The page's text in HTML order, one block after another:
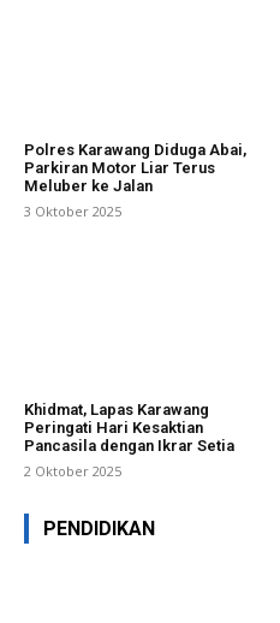
Polres Karawang Diduga Abai,
Parkiran Motor Liar Terus
Meluber ke Jalan
3 Oktober 2025
Khidmat, Lapas Karawang
Peringati Hari Kesaktian
Pancasila dengan Ikrar Setia
2 Oktober 2025
PENDIDIKAN